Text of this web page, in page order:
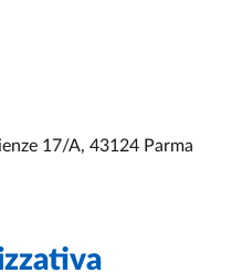
17/A, 43124 Parma